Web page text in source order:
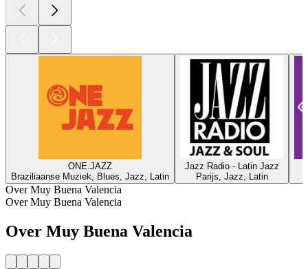
ONE.JAZZ
Braziliaanse Muziek, Blues, Jazz, Latin
Jazz Radio - Latin Jazz
Parijs, Jazz, Latin
Over Muy Buena Valencia
Over Muy Buena Valencia
Over Muy Buena Valencia